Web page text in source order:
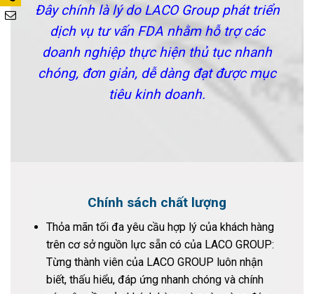
Đây chính là lý do LACO Group phát triển
dịch vụ tư vấn FDA nhằm hỗ trợ các
doanh nghiệp thực hiện thủ tục nhanh
chóng, đơn giản, dễ dàng đạt được mục
tiêu kinh doanh.
Chính sách chất lượng
Thỏa mãn tối đa yêu cầu hợp lý của khách hàng
trên cơ sở nguồn lực sẵn có của LACO GROUP:
Từng thành viên của LACO GROUP luôn nhận
biết, thấu hiểu, đáp ứng nhanh chóng và chính